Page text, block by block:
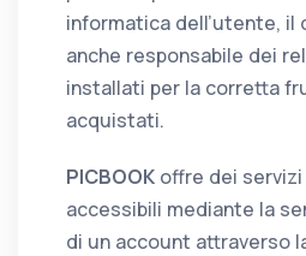
informatica dell’utente, il
anche responsabile dei
installati per la corretta
acquistati.
PICBOOK offre dei
accessibili mediante la
di un account attraverso